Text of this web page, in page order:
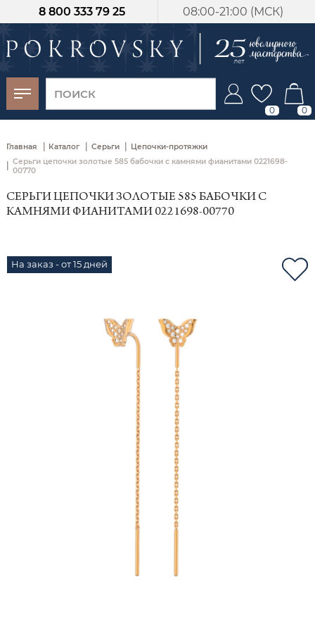
08:00-21:00 (МСК)
8 800 333 79 25
0 0
Главная | Каталог | Серьги | Цепочки-протяжки
Серьги цепочки золотые 585 бабочки с камнями фианитами 0221698-
00770
СЕРЬГИ ЦЕПОЧКИ ЗОЛОТЫЕ 585 БАБОЧКИ С
КАМНЯМИ ФИАНИТАМИ 0221698-00770
На заказ - от 15 дней
-30%
от 15 дней с
момента оплаты